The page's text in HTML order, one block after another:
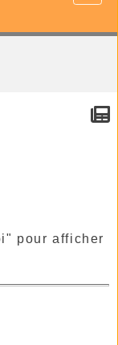
pour afficher